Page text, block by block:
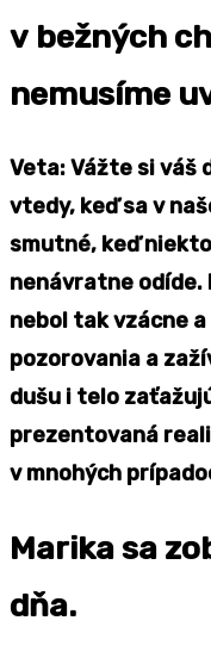
v bežných
nemusíme
Veta: Vážte si váš
vtedy, keď sa v
smutné, keď
nenávratne odíde.
nebol tak vzácne
pozorovania a
dušu i telo
prezentovaná
v mnohých
Marika sa
dňa.